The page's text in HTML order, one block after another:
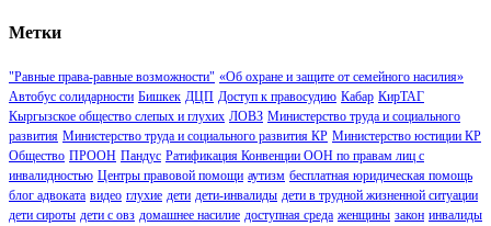
Метки
"Равные права-равные возможности" «Об охране и защите от семейного насилия»
Автобус солидарности Бишкек ДЦП Доступ к правосудию Кабар КирТАГ
Кыргызское общество слепых и глухих ЛОВЗ Министерство труда и социального
развития Министерство труда и социального развития КР Министерство юстиции КР
Общество ПРООН Пандус Ратификация Конвенции ООН по правам лиц с
инвалидностью Центры правовой помощи аутизм бесплатная юридическая помощь
блог адвоката видео глухие дети дети-инвалиды дети в трудной жизненной ситуации
дети сироты дети с овз домашнее насилие доступная среда женщины закон инвалиды